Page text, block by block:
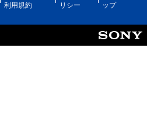
利用規約
リシー
ップ